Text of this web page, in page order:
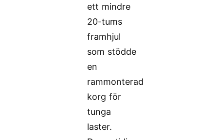
ett mindre
20-tums
framhjul
som stödde
en
rammonterad
korg för
tunga
laster.